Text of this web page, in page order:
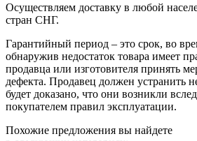
Осуществляем доставку в любой
стран СНГ.
Гарантийный период – это срок, во
обнаружив недостаток товара имеет
продавца или изготовителя принять
дефекта. Продавец должен устранить
будет доказано, что они возникли
покупателем правил эксплуатации.
Похожие предложения вы найдете